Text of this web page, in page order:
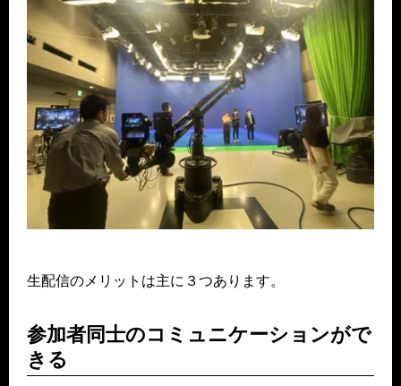
生配信のメリットは主に３つあります。
参加者同士のコミュニケーションがで
きる